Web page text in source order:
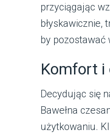
przyciągając
błyskawicznie,
by pozostawać
Komfort i
Decydując się
Bawełna
użytkowaniu.